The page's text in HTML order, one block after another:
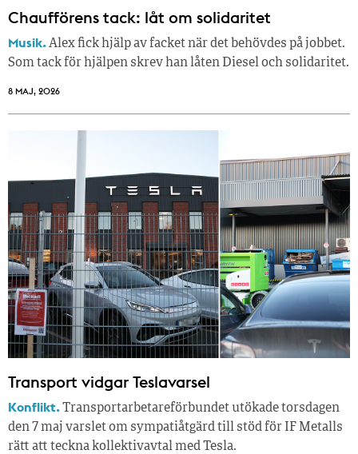
Chaufförens tack: låt om solidaritet
Musik.Alex fick hjälp av facket när det behövdes på jobbet.
Som tack för hjälpen skrev han låten Diesel och solidaritet.
8 MAJ, 2026
Transport vidgar Teslavarsel
Konflikt.Transportarbetareförbundet utökade torsdagen
den 7 maj varslet om sympatiåtgärd till stöd för IF Metalls
rätt att teckna kollektivavtal med Tesla.